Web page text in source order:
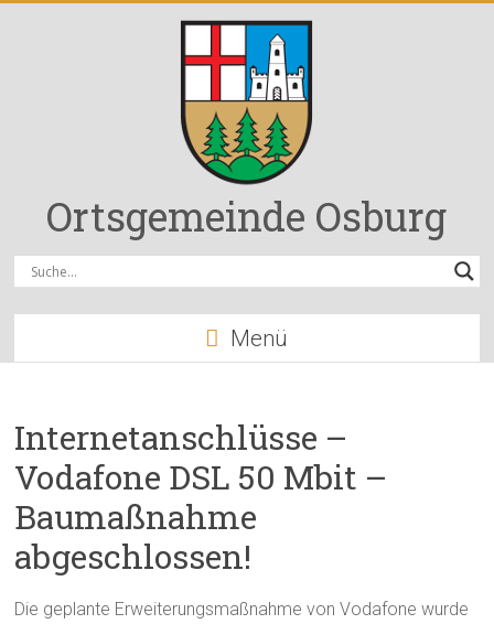
Ortsgemeinde Osburg
Menü
Internetanschlüsse –
Vodafone DSL 50 Mbit –
Baumaßnahme
abgeschlossen!
Die geplante Erweiterungsmaßnahme von Vodafone wurde